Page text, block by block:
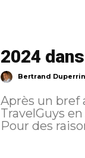
2024
Bertrand Duperrin
Après un
TravelGuys
Pour des